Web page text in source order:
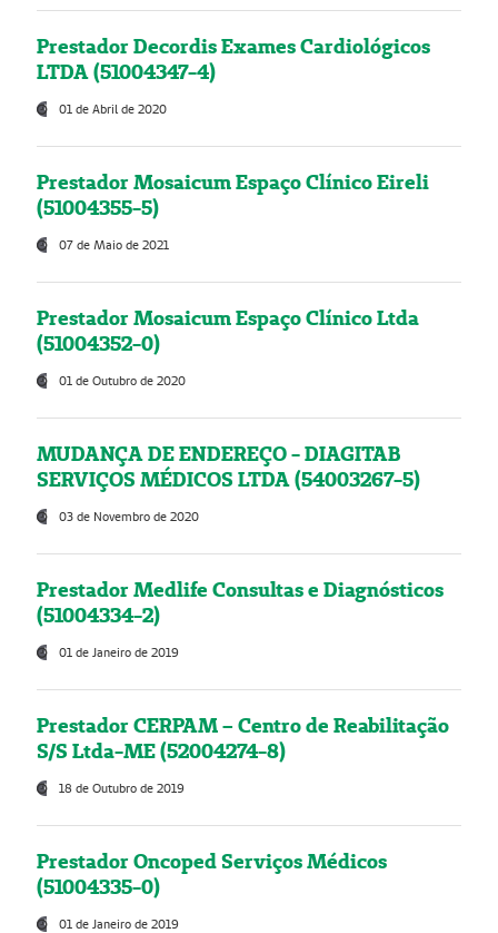
Prestador Decordis Exames Cardiológicos
LTDA (51004347-4)
01 de Abril de 2020
Prestador Mosaicum Espaço Clínico Eireli
(51004355-5)
07 de Maio de 2021
Prestador Mosaicum Espaço Clínico Ltda
(51004352-0)
01 de Outubro de 2020
MUDANÇA DE ENDEREÇO - DIAGITAB
SERVIÇOS MÉDICOS LTDA (54003267-5)
03 de Novembro de 2020
Prestador Medlife Consultas e Diagnósticos
(51004334-2)
01 de Janeiro de 2019
Prestador CERPAM – Centro de Reabilitação
S/S Ltda-ME (52004274-8)
18 de Outubro de 2019
Prestador Oncoped Serviços Médicos
(51004335-0)
01 de Janeiro de 2019